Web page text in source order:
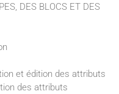
DES BLOCS ET DES
et édition des attributs
des attributs